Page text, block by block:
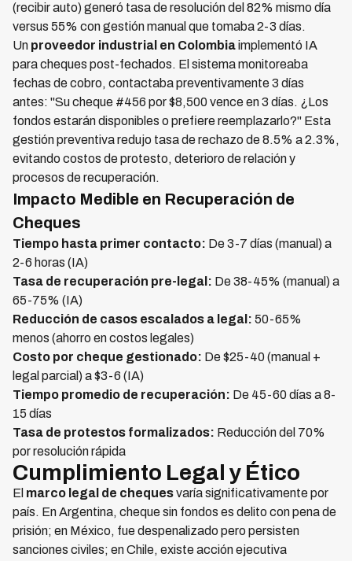
(recibir auto) generó tasa de resolución del 82% mismo día
versus 55% con gestión manual que tomaba 2-3 días.
Un proveedor industrial en Colombiaimplementó IA
para cheques post-fechados. El sistema monitoreaba
fechas de cobro, contactaba preventivamente 3 días
antes: "Su cheque #456 por $8,500 vence en 3 días. ¿Los
fondos estarán disponibles o prefiere reemplazarlo?" Esta
gestión preventiva redujo tasa de rechazo de 8.5% a 2.3%,
evitando costos de protesto, deterioro de relación y
procesos de recuperación.
Impacto Medible en Recuperación de
Cheques
Tiempo hasta primer contacto: De 3-7 días (manual) a
2-6 horas (IA)
Tasa de recuperación pre-legal: De 38-45% (manual) a
65-75% (IA)
Reducción de casos escalados a legal: 50-65%
menos (ahorro en costos legales)
Costo por cheque gestionado: De $25-40 (manual +
legal parcial) a $3-6 (IA)
Tiempo promedio de recuperación: De 45-60 días a 8-
15 días
Tasa de protestos formalizados: Reducción del 70%
por resolución rápida
Cumplimiento Legal y Ético
El marco legal de chequesvaría significativamente por
país. En Argentina, cheque sin fondos es delito con pena de
prisión; en México, fue despenalizado pero persisten
sanciones civiles; en Chile, existe acción ejecutiva